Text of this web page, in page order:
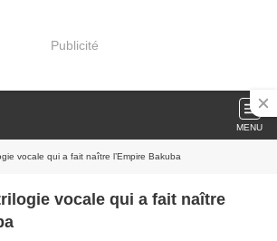
Publicité
MENU
vocale qui a fait naître l’Empire Bakuba
vocale qui a fait naître